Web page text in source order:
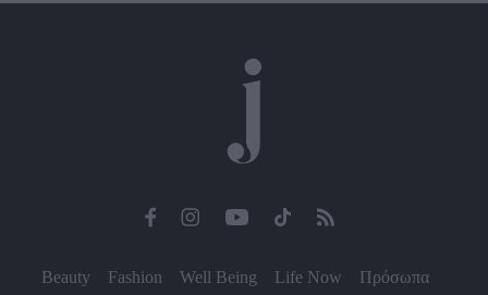
Beauty Fashion Well Being Life Now
Πρόσωπα